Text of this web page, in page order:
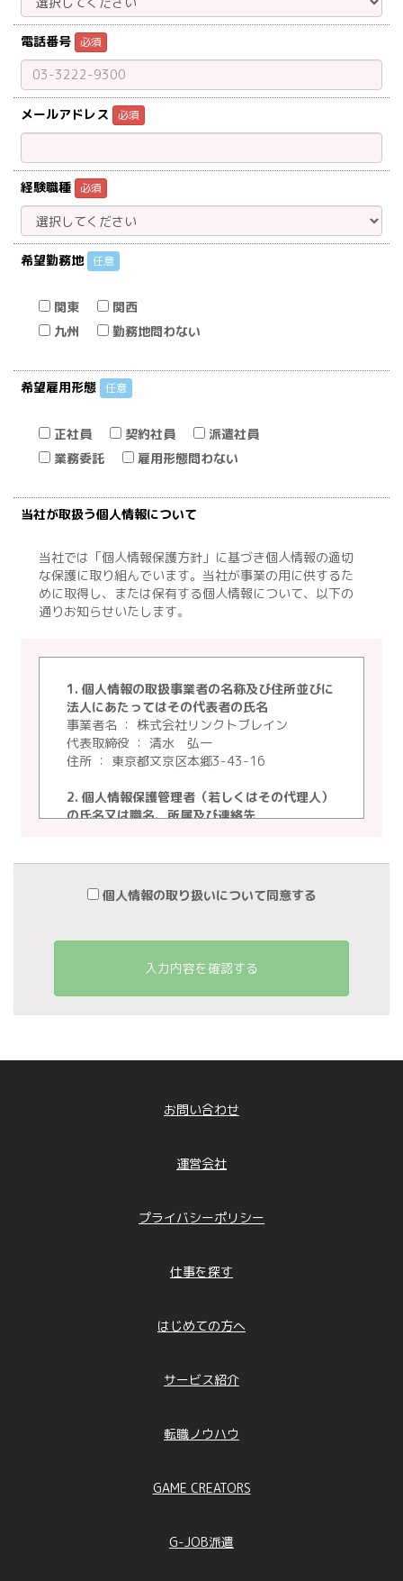
電話番号 必須
メールアドレス 必須
経験職種 必須
希望勤務地 任意
関東
関西
九州
勤務地問わない
希望雇用形態 任意
正社員 契約社員
派遣社員
業務委託
雇用形態問わない
当社が取扱う個人情報について
当社では「個人情報保護方針」に基づき個人情報の適切
な保護に取り組んでいます。当社が事業の用に供するた
めに取得し、または保有する個人情報について、以下の
通りお知らせいたします。
1. 個人情報の取扱事業者の名称及び住所並びに
法人にあたってはその代表者の氏名
事業者名 ： 株式会社リンクトブレイン
代表取締役 ： 清水 弘一
住所 ： 東京都文京区本郷3-43-16
2. 個人情報保護管理者（若しくはその代理人）
の氏名又は職名、所属及び連絡先
電話番号 ： 03-3222-9300
3. 個人情報の利用目的
る個人情報の利用目的は、次の通りといたしま
①保有個人データ（直接書面取得の場合の個人
情報）
「採用応募者情報」 ： 採用に係わる業務に
否判断、採用業務に関する連絡など）
「退職者情報」 ： 退職者との連絡、退職者
「人材派遣・職業紹介の求職者情報」 ： 人
材派遣、職業紹介、連絡等のため
報」 ： 会員登録、当社サービス提供、連絡等
情報の掲載、連絡等のため
「お問合せ者情報」 ： お問合せに回答する
「本人および代理人の情報（開示等請求
時）」 ： 開示等の求めに回答するため
取得する場合の個人情報）
「受託した業務により取得した個人情報」 ：
フターケアなどに利用するため
「求人サイトから取得した情報」 ： 求人者に
個人情報の取り扱いについて同意する
入力内容を確認する
お問い合わせ
運営会社
プライバシーポリシー
仕事を探す
はじめての方へ
サービス紹介
転職ノウハウ
GAME CREATORS
G-JOB派遣